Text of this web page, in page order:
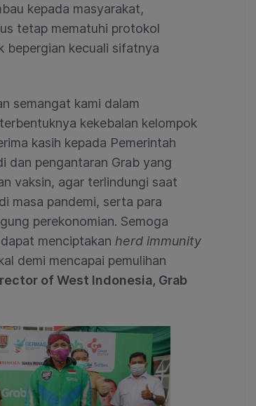
kepada masyarakat,
tetap mematuhi protokol
bepergian kecuali sifatnya
semangat kami dalam
kekebalan kelompok
kasih kepada Pemerintah
dan pengantaran Grab yang
vaksin, agar terlindungi saat
masa pandemi, serta para
perekonomian. Semoga
menciptakan herd immunity
demi mencapai pemulihan
of West Indonesia, Grab